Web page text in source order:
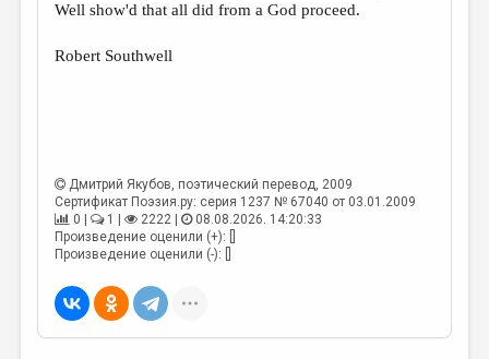
Well show'd that all did from a God proceed.
Robert Southwell
Дмитрий Якубов, поэтический перевод, 2009
Сертификат Поэзия.ру: серия 1237 № 67040 от 03.01.2009
0 |
1 | 2222 |
08.08.2026. 14:20:33
Произведение оценили (+): []
Произведение оценили (-): []